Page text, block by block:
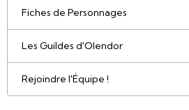
Fiches de Personnages
Les Guildes d'Olendor
Rejoindre l'Équipe !